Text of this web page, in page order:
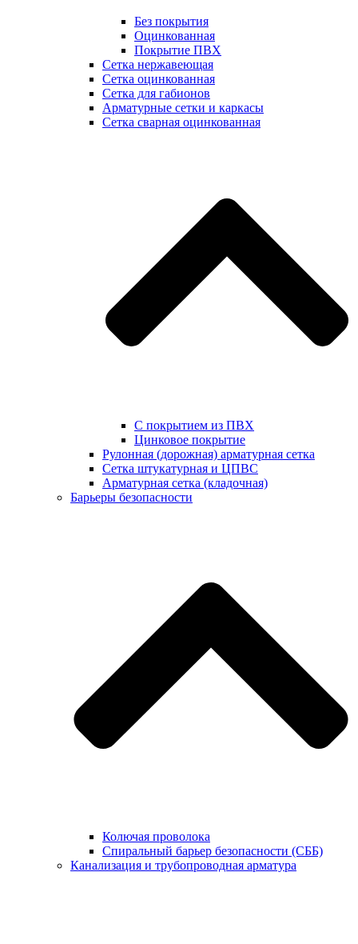
Без покрытия
Оцинкованная
Покрытие ПВХ
Сетка нержавеющая
Сетка оцинкованная
Сетка для габионов
Арматурные сетки и каркасы
Сетка сварная оцинкованная
С покрытием из ПВХ
Цинковое покрытие
Рулонная (дорожная) арматурная сетка
Сетка штукатурная и ЦПВС
Арматурная сетка (кладочная)
Барьеры безопасности
Колючая проволока
Спиральный барьер безопасности (СББ)
Канализация и трубопроводная арматура